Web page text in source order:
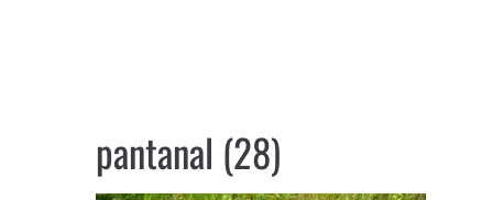
pantanal (28)